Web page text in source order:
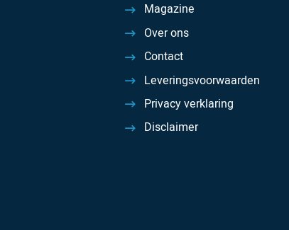
Magazine
Over ons
Contact
Leveringsvoorwaarden
Privacy verklaring
Disclaimer